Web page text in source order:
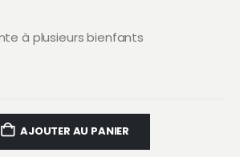
à plusieurs bienfants
AJOUTER AU PANIER